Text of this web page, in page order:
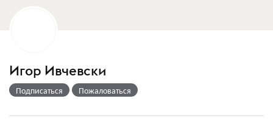
Игор Ивчевски
Подписаться Пожаловаться